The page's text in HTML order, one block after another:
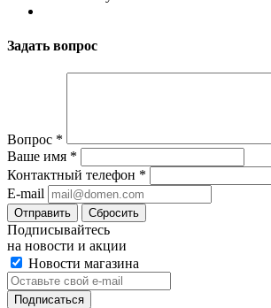
Задать вопрос
Вопрос *
Ваше имя *
Контактный телефон *
E-mail
Сбросить
Подписывайтесь
на новости и акции
Новости магазина